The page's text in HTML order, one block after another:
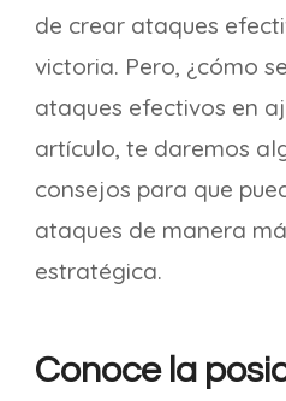
de crear ataques
victoria. Pero, ¿cómo
ataques efectivos en
artículo, te daremos
consejos para que
ataques de manera
estratégica.
Conoce la